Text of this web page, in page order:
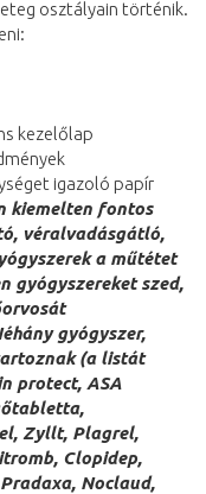
osztályain történik.
kezelőlap
igazoló papír
kiemelten fontos
véralvadásgátló,
a műtétet
gyógyszereket szed,
gyógyszer,
(a listát
protect, ASA
Zyllt, Plagrel,
Clopidep,
Noclaud,